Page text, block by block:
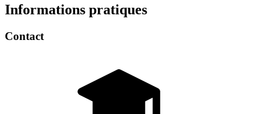
Informations pratiques
Contact